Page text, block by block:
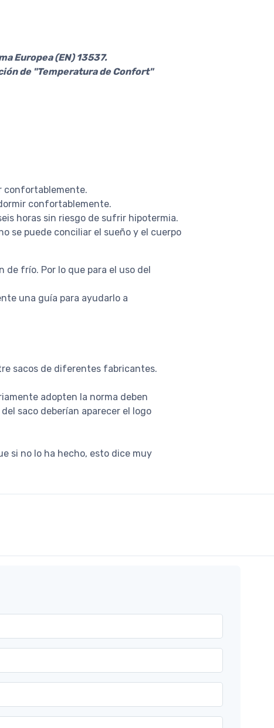
Europea (EN) 13537.
de "Temperatura de Confort"
confortablemente.
confortablemente.
horas sin riesgo de sufrir hipotermia.
se puede conciliar el sueño y el cuerpo
frío. Por lo que para el uso del
una guía para ayudarlo a
sacos de diferentes fabricantes.
adopten la norma deben
saco deberían aparecer el logo
si no lo ha hecho, esto dice muy